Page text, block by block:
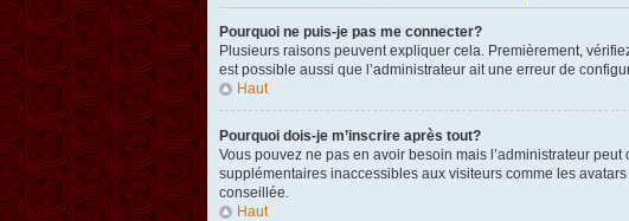
Pourquoi ne puis-je pas me connecter?
Plusieurs raisons peuvent expliquer cela. Premièrement,
est possible aussi que l’administrateur ait une erreur de
Haut
Pourquoi dois-je m’inscrire après tout?
Vous pouvez ne pas en avoir besoin mais l’administrateur
supplémentaires inaccessibles aux visiteurs comme les
conseillée.
Haut